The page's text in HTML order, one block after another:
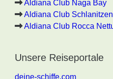
Aldiana Club Naga Bay
Aldiana Club
Aldiana Club Rocca
Unsere Reiseportale
deine-schiffe.com